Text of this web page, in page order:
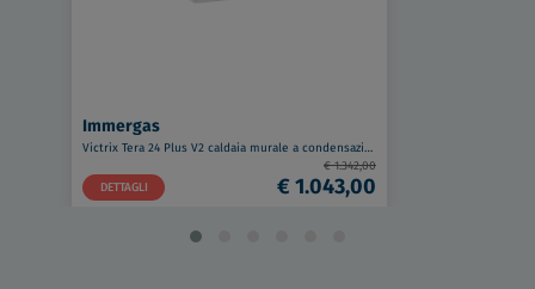
Immergas
Victrix Tera 24 Plus V2 caldaia murale a condensazione 24 Kw a gpl - SOLO RISCALDAMENTO codice prod: 3.032929GPL
DETTAGLI
€ 1.342,00
€ 1.043,00